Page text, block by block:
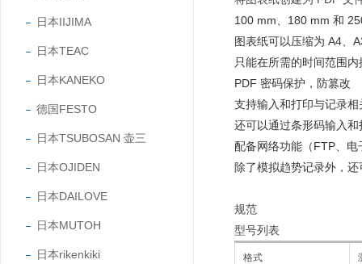
日本IIJIMA
日本TEAC
日本KANEKO
德国FESTO
日本TSUBOSAN 壶三
日本OJIDEN
日本DAILOVE
日本MUTOH
日本rikenkiki
100 mm、180 mm 和
图表纸可以压缩为 A4、
只能在所需的时间范围
PDF 密码保护，防篡改
支持输入和打印与记录
还可以通过条形码输入
配备网络功能（FTP、
除了模拟趋势记录外，
规范
型号列表
格式